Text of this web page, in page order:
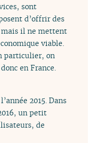
sont
d’offrir des
il ne mettent
viable.
particulier, on
en France.
2015. Dans
un petit
de